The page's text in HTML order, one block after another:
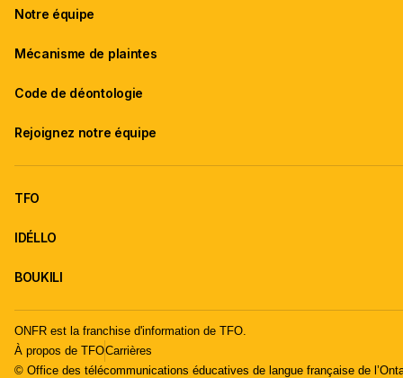
Notre équipe
Mécanisme de plaintes
Code de déontologie
Rejoignez notre équipe
TFO
IDÉLLO
BOUKILI
ONFR est la franchise d'information de TFO.
À propos de TFOCarrières
© Office des télécommunications éducatives de langue française de